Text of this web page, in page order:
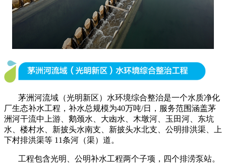
茅洲河流域（光明新区）水环境综合整治是一个水质净化
厂生态补水工程，补水总规模为40万吨/日，服务范围涵盖茅
洲河干流中上游、鹅颈水、大凼水、木墩河、玉田河、东坑
水、楼村水、新披头水南支、新披头水北支、公明排洪渠、上
下村排洪渠等 11条河（渠）道。
工程包含光明、公明补水工程两个子项，四个排涝泵站。